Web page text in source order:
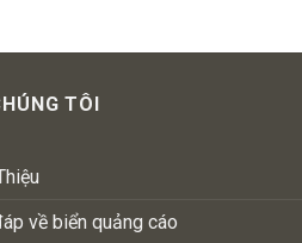
TÔI
về biển quảng cáo